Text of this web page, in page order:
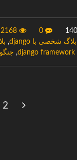
0
2168
بلاگ شخصی با django ,
django framework
,
2